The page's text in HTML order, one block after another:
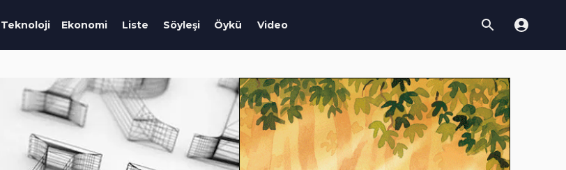
Ekonomi Liste Söyleşi Öykü Video